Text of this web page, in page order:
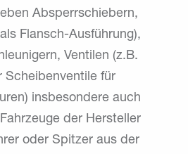
Absperrschiebern,
Flansch-Ausführung),
Ventilen (z.B.
Scheibenventile für
insbesondere auch
der Hersteller
oder Spitzer aus der